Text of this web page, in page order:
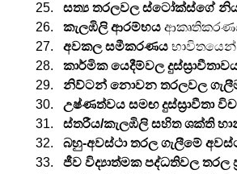
සත්‍ය තරලවල ස්ටෝක්ස්ගේ
කැලඹිලි ආරම්භය
අවකල සමීකරණය භාවිතයෙන්
කාර්මික යෙදීම්වල
නිව්ටන් නොවන තරලවල
උෂ්ණත්වය සමඟ දුස්ස්‍රාවීතා
ස්තරීය/කැලඹිලි සහිත ශක්ති
බහු-අවස්ථා තරල ගැලීමේ
ජීව විද්‍යාත්මක පද්ධතිවල තරල